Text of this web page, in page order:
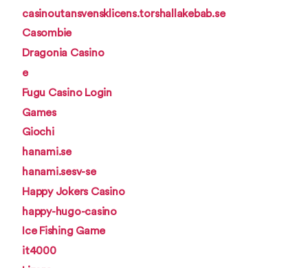
casinoutansvensklicens.torshallakebab.se
Casombie
Dragonia Casino
e
Fugu Casino Login
Games
Giochi
hanami.se
hanami.sesv-se
Happy Jokers Casino
happy-hugo-casino
Ice Fishing Game
it4000